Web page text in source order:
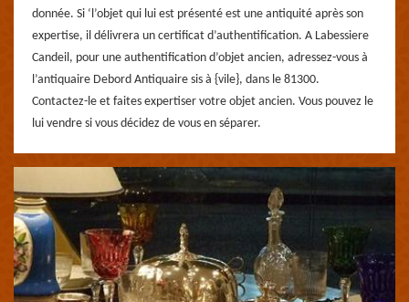
donnée. Si ‘l’objet qui lui est présenté est une antiquité après son
expertise, il délivrera un certificat d’authentification. A Labessiere
Candeil, pour une authentification d’objet ancien, adressez-vous à
l’antiquaire Debord Antiquaire sis à {vile}, dans le 81300.
Contactez-le et faites expertiser votre objet ancien. Vous pouvez le
lui vendre si vous décidez de vous en séparer.